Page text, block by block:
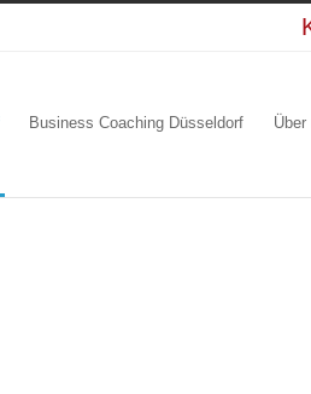
Business Coaching Düsseldorf